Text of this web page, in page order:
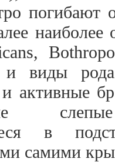
погибают
виды
и активные
в
самими